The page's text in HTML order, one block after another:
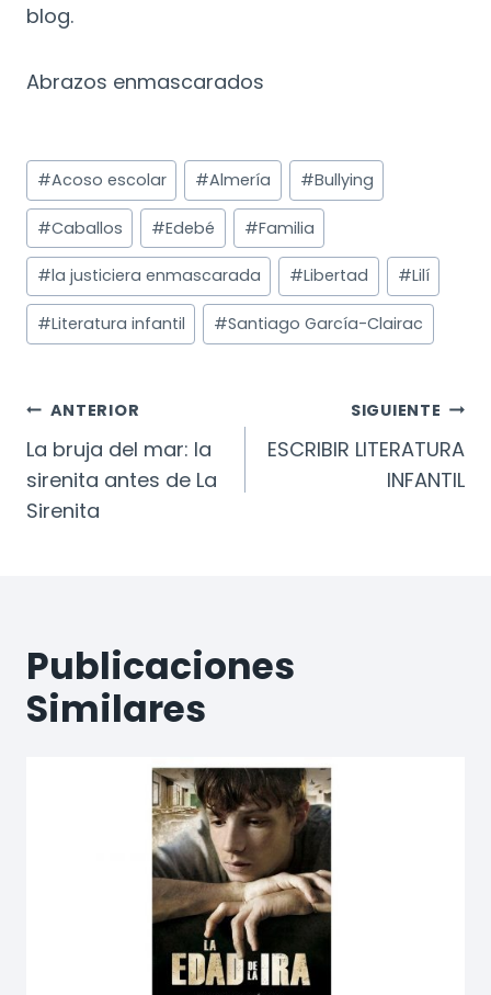
blog.
Abrazos enmascarados
Etiquetas
de
la
entrada:
#Acoso escolar #Almería #Bullying
#Caballos #Edebé #Familia
#la justiciera enmascarada #Libertad #Lilí
#Literatura infantil #Santiago García-Clairac
Navegación
De
Entradas
ANTERIOR
La bruja del mar: la
sirenita antes de La
Sirenita
SIGUIENTE
ESCRIBIR LITERATURA
INFANTIL
Publicaciones
Similares